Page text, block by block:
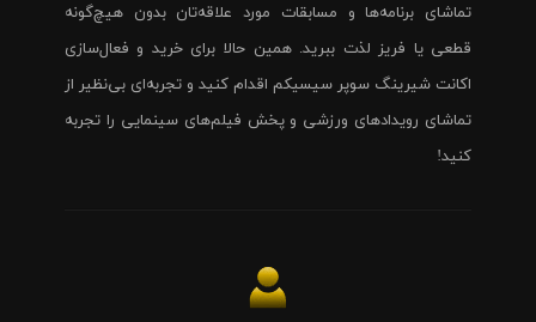
تماشای برنامه‌ها و مسابقات مورد علاقه‌تان بدون هیچ‌گونه
قطعی یا فریز لذت ببرید. همین حالا برای خرید و فعال‌سازی
اکانت شیرینگ سوپر سیسیکم اقدام کنید و تجربه‌ای بی‌نظیر از
تماشای رویدادهای ورزشی و پخش فیلم‌های سینمایی را تجربه
کنید!